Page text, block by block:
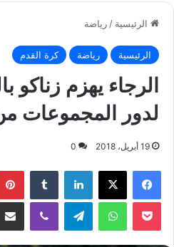
الرئيسية / رياضة
الرئيسية رياضة كرة القدم
الرجاء يهزم زناكو
لدور المجموعات
19 أبريل، 2018 0
لينكدإن
واتساب